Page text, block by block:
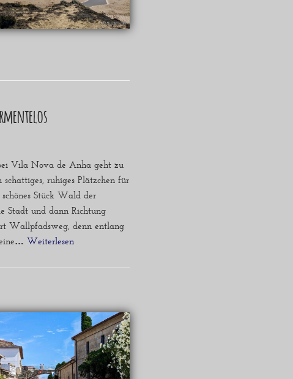
Vila Nova de Anha geht zu
ruhiges Plätzchen für
Stück Wald der
Stadt und dann Richtung
Wallpfadsweg, denn entlang
Weiterlesen »